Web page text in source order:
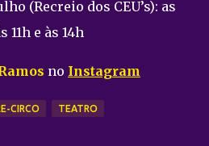
(Recreio dos CEU’s): as
11h e às 14h
no Instagram
CIRCO TEATRO